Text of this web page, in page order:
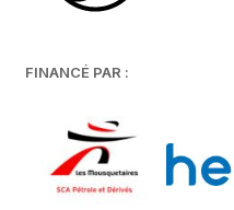
FINANCÉ PAR :